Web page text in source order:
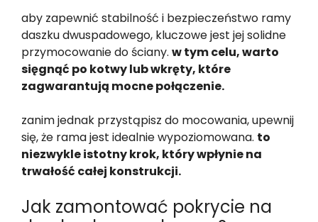
aby zapewnić stabilność i bezpieczeństwo ramy
daszku dwuspadowego, kluczowe jest jej solidne
przymocowanie do ściany. w tym celu, warto
sięgnąć po kotwy lub wkręty, które
zagwarantują mocne połączenie.
zanim jednak przystąpisz do mocowania, upewnij
się, że rama jest idealnie wypoziomowana. to
niezwykle istotny krok, który wpłynie na
trwałość całej konstrukcji.
Jak zamontować pokrycie na